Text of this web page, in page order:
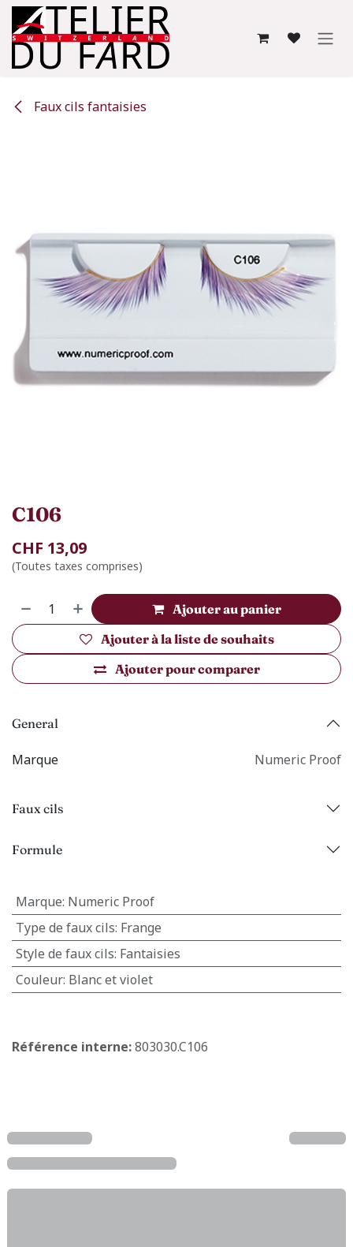
Se rendre au contenu
Faux cils fantaisies
C106
CHF 13,09
(Toutes taxes comprises)
Ajouter au panier
Ajouter pour comparer
Ajouter à la liste de souhaits
General
Marque Numeric Proof
Faux cils
Formule
Marque: Numeric Proof
Type de faux cils: Frange
Style de faux cils: Fantaisies
Couleur: Blanc et violet
Référence interne:803030.C106